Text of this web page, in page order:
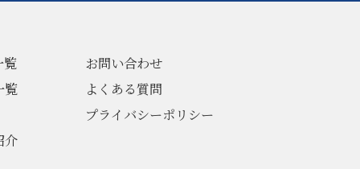
覧
覧
介
お問い合わせ
よくある質問
プライバシーポリシー